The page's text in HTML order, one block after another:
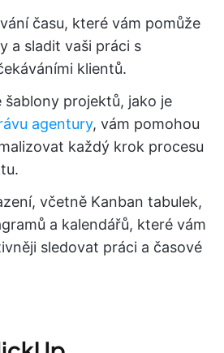
času, které vám pomůže
a sladit vaši práci s
klientů.
šablony projektů, jako je
agentury, vám pomohou
každý krok procesu
včetně Kanban tabulek,
a kalendářů, které vám
sledovat práci a časové